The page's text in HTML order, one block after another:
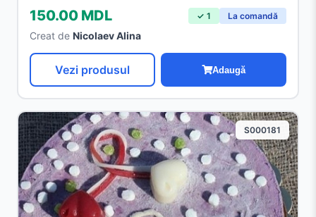
150.00 MDL ✓ 1 La comandă
Creat de Nicolaev Alina
Vezi produsul Adaugă
S000181